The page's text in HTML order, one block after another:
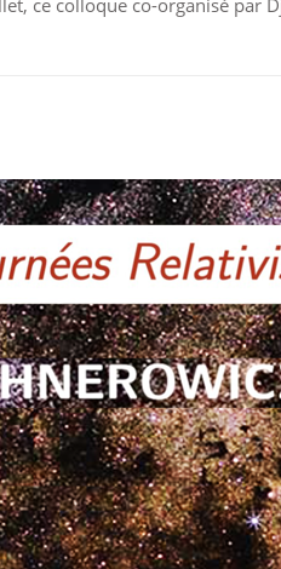
ce colloque co-organisé par